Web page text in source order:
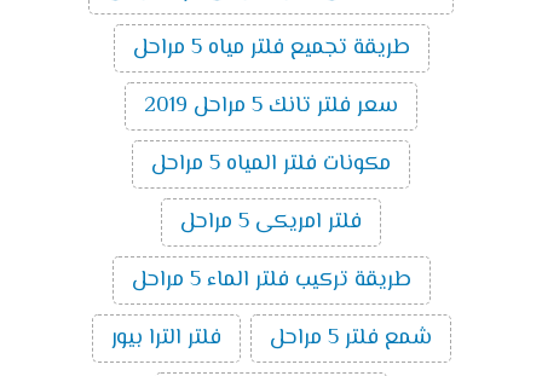
طريقة تجميع فلتر مياه 5 مراحل
سعر فلتر تانك 5 مراحل 2019
مكونات فلتر المياه 5 مراحل
فلتر امريكى 5 مراحل
طريقة تركيب فلتر الماء 5 مراحل
شمع فلتر 5 مراحل
فلتر الترا بيور